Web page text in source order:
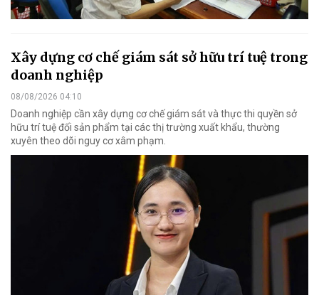
Xây dựng cơ chế giám sát sở hữu trí tuệ trong
doanh nghiệp
08/08/2026 04:10
Doanh nghiệp cần xây dựng cơ chế giám sát và thực thi quyền sở
hữu trí tuệ đối sản phẩm tại các thị trường xuất khẩu, thường
xuyên theo dõi nguy cơ xâm phạm.